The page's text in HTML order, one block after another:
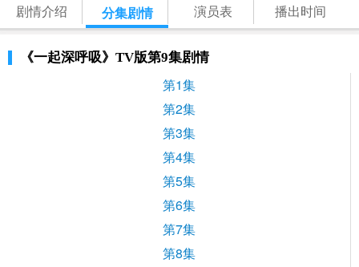
剧情介绍 分集剧情 演员表 播出时间
《一起深呼吸》TV版第9集剧情
第1集
第2集
第3集
第4集
第5集
第6集
第7集
第8集